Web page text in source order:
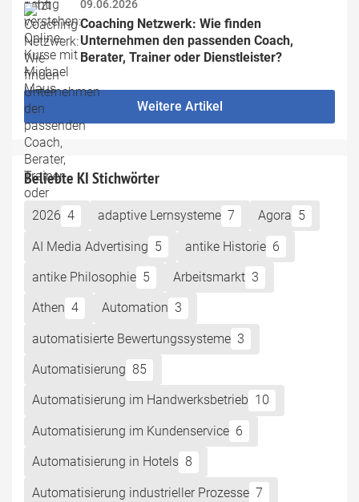
09.06.2026
Coaching Netzwerk: Wie finden
Unternehmen den passenden Coach,
Berater, Trainer oder Dienstleister?
Weitere Artikel
Beliebte KI Stichwörter
2026 4 adaptive Lernsysteme 7 Agora 5
AI Media Advertising 5 antike Historie 6
antike Philosophie 5 Arbeitsmarkt 3
Athen 4 Automation 3
automatisierte Bewertungssysteme 3
Automatisierung 85
Automatisierung im Handwerksbetrieb 10
Automatisierung im Kundenservice 6
Automatisierung in Hotels 8
Automatisierung industrieller Prozesse 7